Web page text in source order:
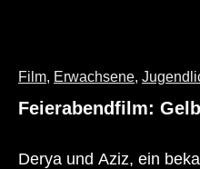
Film, Erwachsene,
Feierabendfilm:
Derya und Aziz, ein